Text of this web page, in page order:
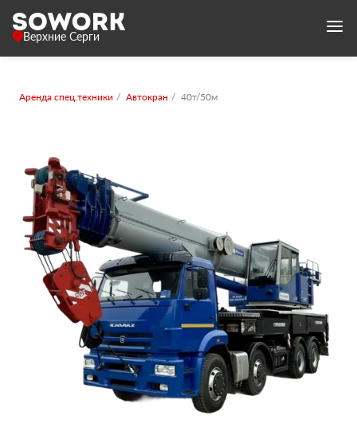
Верхние Серги
Аренда спец.техники Автокран 40т/50м